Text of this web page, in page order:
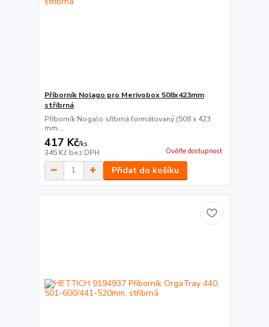
Příborník Nolago pro Merivobox 508x423mm
stříbrná
Příborník Nogalo sříbrná formátovaný (508 x 423
mm...
417 Kč/ks
345 Kč bez DPH Ověřte dostupnost
Přidat do košíku